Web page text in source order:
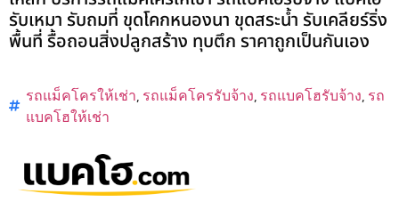
รับเหมา รับถมที่ ขุดโคกหนองนา ขุดสระน้ำ รับเคลียร์ริ่ง
พื้นที่ รื้อถอนสิ่งปลูกสร้าง ทุบตึก ราคาถูกเป็นกันเอง
รถแม็คโครให้เช่า, รถแม็คโครรับจ้าง, รถแบคโฮรับจ้าง, รถ
แบคโฮให้เช่า